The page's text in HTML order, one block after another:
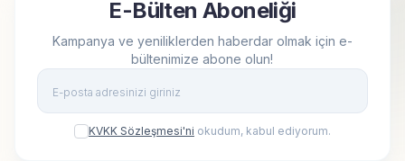
E-Bülten Aboneliği
Kampanya ve yeniliklerden haberdar olmak için e-
bültenimize abone olun!
KVKK Sözleşmesi'ni okudum, kabul ediyorum.